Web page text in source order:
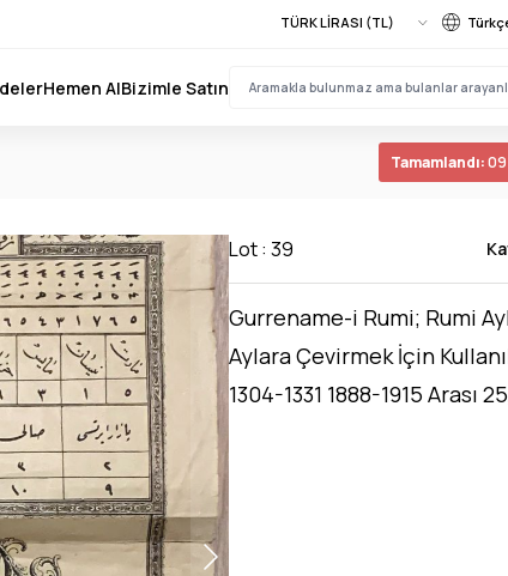
Hemen AlBizimle Satın
Tamamlandı:
Lot : 39
Gurrename-i Rumi; Rumi
Aylara Çevirmek İçin
1304-1331 1888-1915 Arası